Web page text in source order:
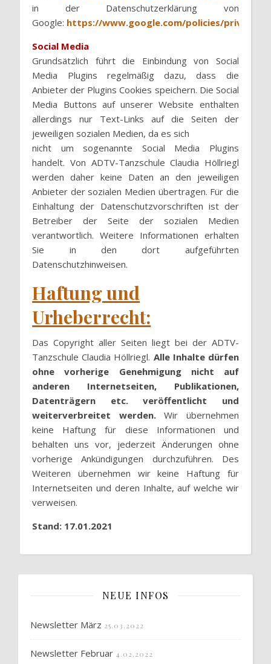
in der Datenschutzerklärung von
Google: https://www.google.com/policies/privacy/
Social Media
Grundsätzlich führt die Einbindung von Social
Media Plugins regelmäßig dazu, dass die
Anbieter der Plugins Cookies speichern. Die Social
Media Buttons auf unserer Website enthalten
allerdings nur Text-Links auf die Seiten der
jeweiligen sozialen Medien, da es sich
nicht um sogenannte Social Media Plugins
handelt. Von ADTV-Tanzschule Claudia Höllriegl
werden daher keine Daten an den jeweiligen
Anbieter der sozialen Medien übertragen. Für die
Einhaltung der Datenschutzvorschriften ist der
Betreiber der Seite der sozialen Medien
verantwortlich. Weitere Informationen erhalten
Sie in den dort aufgeführten
Datenschutzhinweisen.
Haftung und
Urheberrecht:
Das Copyright aller Seiten liegt bei der ADTV-
Tanzschule Claudia Höllriegl. Alle Inhalte dürfen
ohne vorherige Genehmigung nicht auf
anderen Internetseiten, Publikationen,
Datenträgern etc. veröffentlicht und
weiterverbreitet werden.Wir übernehmen
keine Haftung für diese Informationen und
behalten uns vor, jederzeit Änderungen ohne
vorherige Ankündigungen durchzuführen. Des
Weiteren übernehmen wir keine Haftung für
Internetseiten und deren Inhalte, auf welche wir
verweisen.
Stand: 17.01.2021
NEUE INFOS
Newsletter März 25.03.2022
Newsletter Februar 4.02.2022